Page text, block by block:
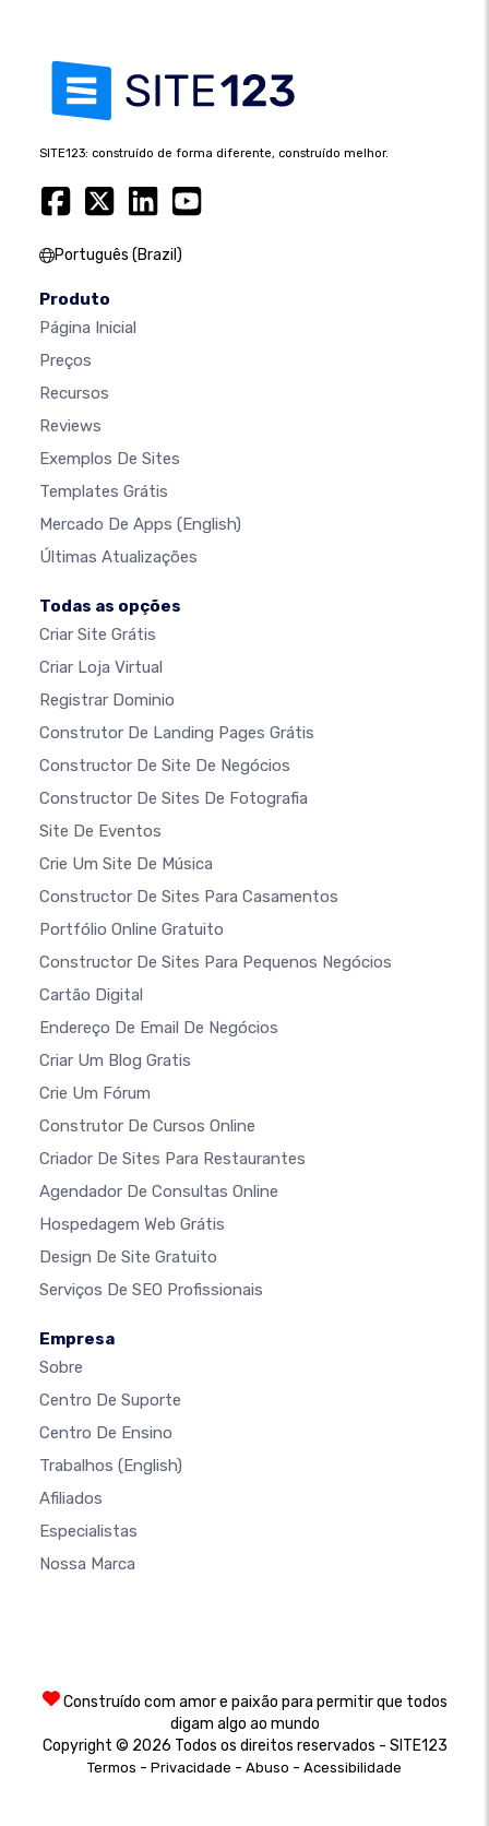
SITE123: construído de forma diferente, construído melhor.
Português (Brazil)
Produto
Página Inicial
Preços
Recursos
Reviews
Exemplos De Sites
Templates Grátis
Mercado De Apps (English)
Últimas Atualizações
Todas as opções
Criar Site Grátis
Criar Loja Virtual
Registrar Dominio
Construtor De Landing Pages Grátis
Constructor De Site De Negócios
Constructor De Sites De Fotografia
Site De Eventos
Crie Um Site De Música
Constructor De Sites Para Casamentos
Portfólio Online Gratuito
Constructor De Sites Para Pequenos Negócios
Cartão Digital
Endereço De Email De Negócios
Criar Um Blog Gratis
Crie Um Fórum
Construtor De Cursos Online
Criador De Sites Para Restaurantes
Agendador De Consultas Online
Hospedagem Web Grátis
Design De Site Gratuito
Serviços De SEO Profissionais
Empresa
Sobre
Centro De Suporte
Centro De Ensino
Trabalhos (English)
Afiliados
Especialistas
Nossa Marca
Construído com amor e paixão para permitir que todos
digam algo ao mundo
Copyright © 2026 Todos os direitos reservados - SITE123
Termos - Privacidade - Abuso - Acessibilidade